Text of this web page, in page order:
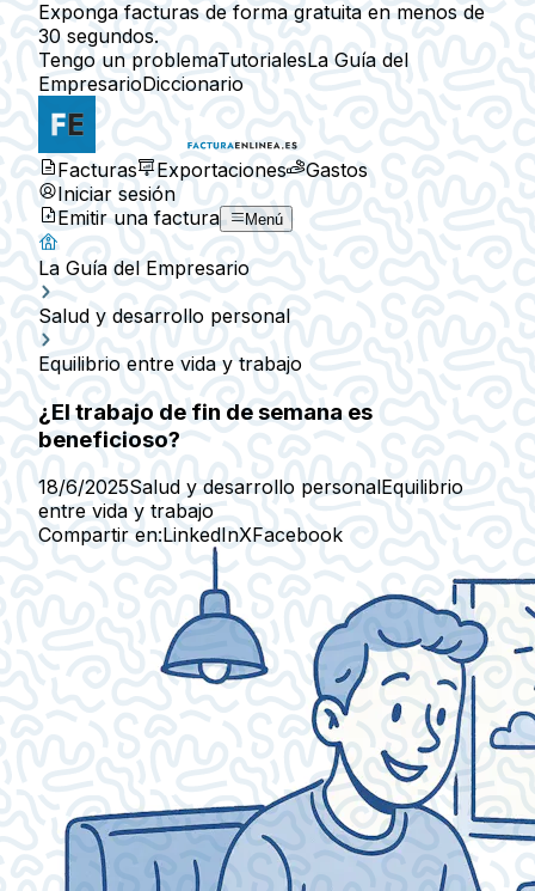
Exponga facturas de forma gratuita en menos de
30 segundos.
Tengo un problemaTutorialesLa Guía del
EmpresarioDiccionario
Facturas Exportaciones
Gastos
Iniciar sesión
Emitir una factura
Menú
La Guía del Empresario
Salud y desarrollo personal
Equilibrio entre vida y trabajo
¿El trabajo de fin de semana es
beneficioso?
18/6/2025Salud y desarrollo personalEquilibrio
entre vida y trabajo
Compartir en:LinkedInXFacebook